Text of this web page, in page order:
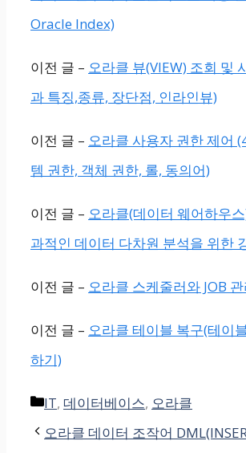
Oracle Index)
이전 글 – 오라클 뷰(VIEW) 조회 및
과 특징,종류, 장단점, 인라인뷰)
이전 글 – 오라클 사용자 권한 제어
템 권한, 객체 권한, 롤, 동의어)
이전 글 – 오라클(데이터 웨어하우
과적인 데이터 다차원 분석을 위한
이전 글 – 오라클 스케줄러와 JOB
이전 글 – 오라클 테이블 복구(테이
하기)
Categories
IT, 데이터베이스, 오라클
오라클 데이터 조작어